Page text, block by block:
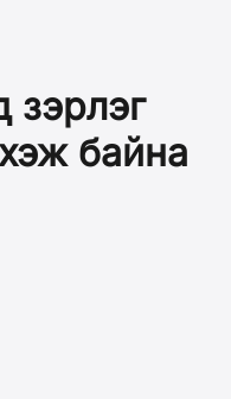
зэрлэг
байна